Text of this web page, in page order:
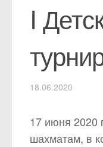
I
18.06.2020
17 июня 2020
шахматам, в